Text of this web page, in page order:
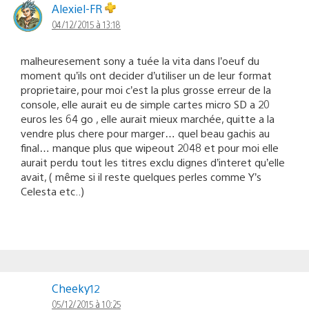
Alexiel-FR
04/12/2015 à 13:18
malheuresement sony a tuée la vita dans l’oeuf du
moment qu’ils ont decider d’utiliser un de leur format
proprietaire, pour moi c’est la plus grosse erreur de la
console, elle aurait eu de simple cartes micro SD a 20
euros les 64 go , elle aurait mieux marchée, quitte a la
vendre plus chere pour marger… quel beau gachis au
final… manque plus que wipeout 2048 et pour moi elle
aurait perdu tout les titres exclu dignes d’interet qu’elle
avait, ( même si il reste quelques perles comme Y’s
Celesta etc..)
Cheeky12
05/12/2015 à 10:25